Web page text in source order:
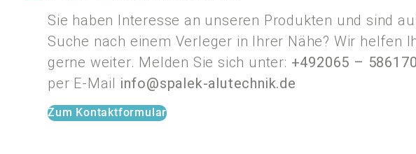
Sie haben Interesse an unseren Produkten und sind
Suche nach einem Verleger in Ihrer Nähe? Wir helfen
gerne weiter. Melden Sie sich unter: +492065 – 586170
per E-Mail info@spalek-alutechnik.de
Zum Kontaktformular